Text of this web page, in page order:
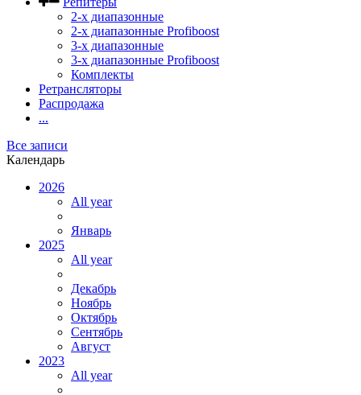
2-х диапазонные
2-х диапазонные Profiboost
3-х диапазонные
3-х диапазонные Profiboost
Комплекты
Ретрансляторы
Распродажа
...
Все записи
Календарь
2026
All year
Январь
2025
All year
Декабрь
Ноябрь
Октябрь
Сентябрь
Август
2023
All year